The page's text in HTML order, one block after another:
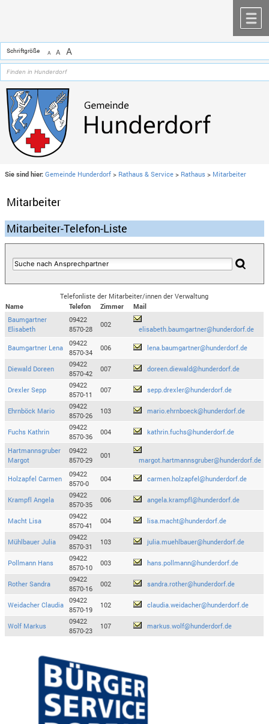
Schriftgröße A A A
Sie sind hier: Gemeinde Hunderdorf > Rathaus & Service > Rathaus > Mitarbeiter
Mitarbeiter
Mitarbeiter-Telefon-Liste
Telefonliste der Mitarbeiter/innen der Verwaltung
Name
Telefon Zimmer
Mail
Baumgartner
Elisabeth
09422
8570-28
002
elisabeth.baumgartner@hunderdorf.de
Baumgartner Lena
09422
8570-34
006 lena.baumgartner@hunderdorf.de
Diewald Doreen
09422
8570-42
007 doreen.diewald@hunderdorf.de
Drexler Sepp
09422
8570-11
007 sepp.drexler@hunderdorf.de
Ehrnböck Mario
09422
8570-26
103 mario.ehrnboeck@hunderdorf.de
Fuchs Kathrin
09422
8570-36
004 kathrin.fuchs@hunderdorf.de
Hartmannsgruber
Margot
09422
8570-29
001
margot.hartmannsgruber@hunderdorf.de
Holzapfel Carmen
09422
8570-0
004 carmen.holzapfel@hunderdorf.de
Krampfl Angela
09422
8570-35
006 angela.krampfl@hunderdorf.de
Macht Lisa
09422
8570-41
004 lisa.macht@hunderdorf.de
Mühlbauer Julia
09422
8570-31
103 julia.muehlbauer@hunderdorf.de
Pollmann Hans
09422
8570-10
003 hans.pollmann@hunderdorf.de
Rother Sandra
09422
8570-16
002 sandra.rother@hunderdorf.de
Weidacher Claudia
09422
8570-19
102 claudia.weidacher@hunderdorf.de
Wolf Markus
09422
8570-23
107 markus.wolf@hunderdorf.de